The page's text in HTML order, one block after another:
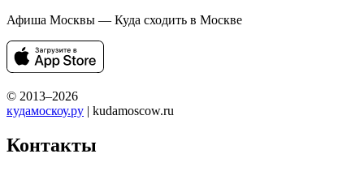
Афиша Москвы — Куда сходить в Москве
© 2013–2026
кудамоскоу.ру | kudamoscow.ru
Контакты